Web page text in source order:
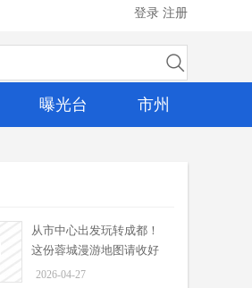
登录 注册
曝光台 市州
从市中心出发玩转成都！
这份蓉城漫游地图请收好
2026-04-27